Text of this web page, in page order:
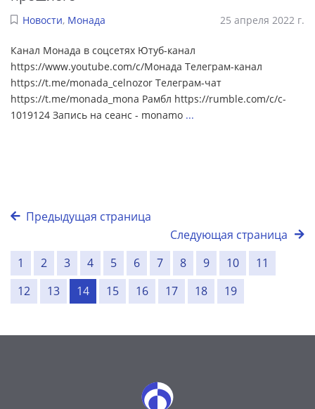
Новости, Монада 25 апреля 2022 г.
Канал Монада в соцсетях Ютуб-канал
https://www.youtube.com/c/Монада Телеграм-канал
https://t.me/monada_celnozor Телеграм-чат
https://t.me/monada_mona Рамбл https://rumble.com/c/c-
1019124 Запись на сеанс - monamo ...
Предыдущая страница
Следующая страница
1
2 3 4 5 6 7 8 9 10
11
12
13 14 15 16 17 18 19